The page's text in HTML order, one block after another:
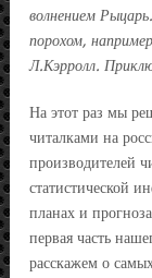
волнением
порохом,
Л.Кэрролл.
На этот раз мы
читалками на
производителей
статистической
планах и
первая часть
расскажем о